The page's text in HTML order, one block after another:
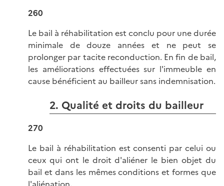
260
Le bail à réhabilitation est conclu pour une durée
minimale de douze années et ne peut se
prolonger par tacite reconduction. En fin de bail,
les améliorations effectuées sur l'immeuble en
cause bénéficient au bailleur sans indemnisation.
2. Qualité et droits du bailleur
270
Le bail à réhabilitation est consenti par celui ou
ceux qui ont le droit d'aliéner le bien objet du
bail et dans les mêmes conditions et formes que